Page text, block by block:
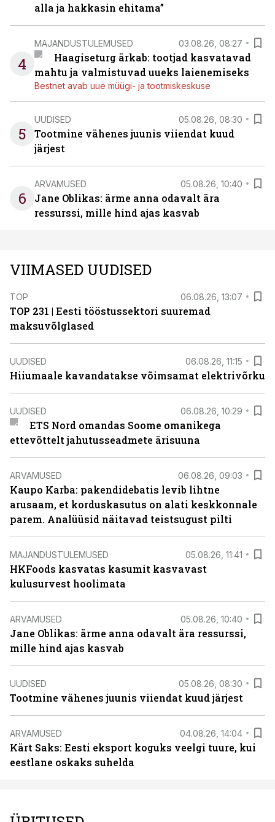
alla ja hakkasin ehitama”
4
MAJANDUSTULEMUSED 03.08.26, 08:27
Haagiseturg ärkab: tootjad kasvatavad
mahtu ja valmistuvad uueks laienemiseks
Bestnet avab uue müügi- ja tootmiskeskuse
5
UUDISED 05.08.26, 08:30
Tootmine vähenes juunis viiendat kuud
järjest
6
ARVAMUSED 05.08.26, 10:40
Jane Oblikas: ärme anna odavalt ära
ressurssi, mille hind ajas kasvab
VIIMASED UUDISED
TOP 06.08.26, 13:07
TOP 231 | Eesti tööstussektori suuremad
maksuvõlglased
UUDISED 06.08.26, 11:15
Hiiumaale kavandatakse võimsamat elektrivõrku
UUDISED 06.08.26, 10:29
ETS Nord omandas Soome omanikega
ettevõttelt jahutusseadmete ärisuuna
ARVAMUSED 06.08.26, 09:03
Kaupo Karba: pakendidebatis levib lihtne
arusaam, et korduskasutus on alati keskkonnale
parem. Analüüsid näitavad teistsugust pilti
MAJANDUSTULEMUSED 05.08.26, 11:41
HKFoods kasvatas kasumit kasvavast
kulusurvest hoolimata
ARVAMUSED 05.08.26, 10:40
Jane Oblikas: ärme anna odavalt ära ressurssi,
mille hind ajas kasvab
UUDISED 05.08.26, 08:30
Tootmine vähenes juunis viiendat kuud järjest
ARVAMUSED 04.08.26, 14:04
Kärt Saks: Eesti eksport koguks veelgi tuure, kui
eestlane oskaks suhelda